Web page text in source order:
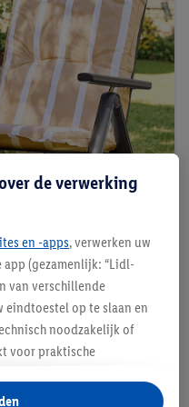
zitcomfort,
meer kleur. Hier
Tijdloze
bruin of groen
de verwerking
en -apps, verwerken uw
(gezamenlijk: “Lidl-
van verschillende
op te slaan en
noodzakelijk of
voor praktische
aan te bieden. Als u